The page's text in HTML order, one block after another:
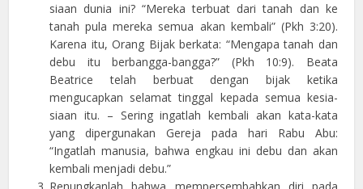
siaan dunia ini? “Mereka terbuat dari tanah dan ke
tanah pula mereka semua akan kembali” (Pkh 3:20).
Karena itu, Orang Bijak berkata: “Mengapa tanah dan
debu itu berbangga-bangga?” (Pkh 10:9). Beata
Beatrice telah berbuat dengan bijak ketika
mengucapkan selamat tinggal kepada semua kesia-
siaan itu. – Sering ingatlah kembali akan kata-kata
yang dipergunakan Gereja pada hari Rabu Abu:
“Ingatlah manusia, bahwa engkau ini debu dan akan
kembali menjadi debu.”